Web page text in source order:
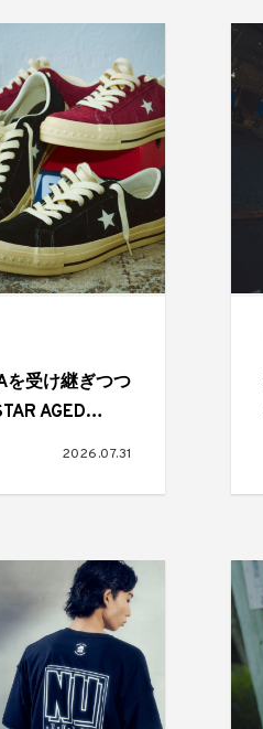
を受け継ぎつつ
AGED
2026.07.31